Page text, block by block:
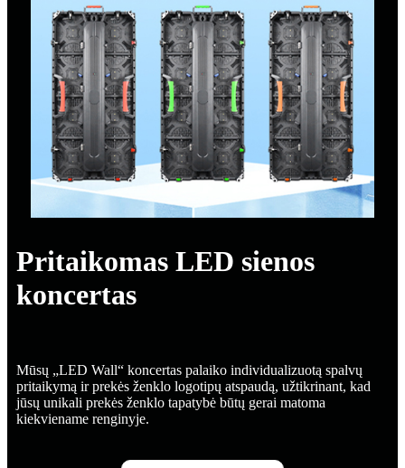
Pritaikomas LED sienos
koncertas
Mūsų „LED Wall“ koncertas palaiko individualizuotą spalvų
pritaikymą ir prekės ženklo logotipų atspaudą, užtikrinant, kad
jūsų unikali prekės ženklo tapatybė būtų gerai matoma
kiekviename renginyje.